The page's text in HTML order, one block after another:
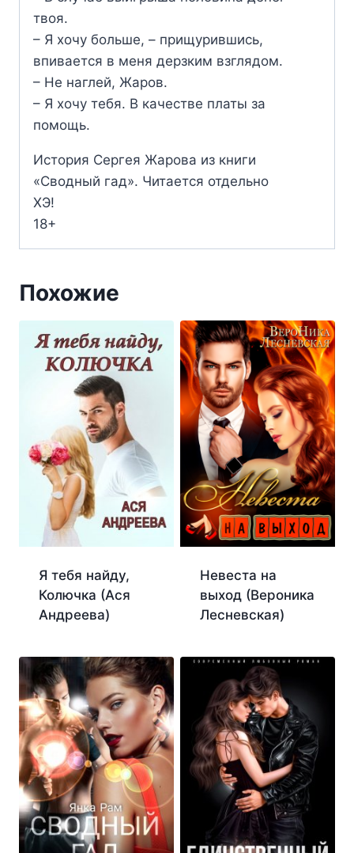
твоя.
– Я хочу больше, – прищурившись,
впивается в меня дерзким взглядом.
– Не наглей, Жаров.
– Я хочу тебя. В качестве платы за
помощь.
История Сергея Жарова из книги
«Сводный гад». Читается отдельно
ХЭ!
18+
Похожие
Я тебя найду,
Колючка (Ася
Андреева)
Невеста на
выход (Вероника
Лесневская)